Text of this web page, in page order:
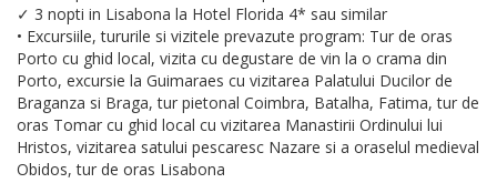
✓ 3 nopti in Lisabona la Hotel Florida 4* sau similar
• Excursiile, tururile si vizitele prevazute program: Tur de oras
Porto cu ghid local, vizita cu degustare de vin la o crama din
Porto, excursie la Guimaraes cu vizitarea Palatului Ducilor de
Braganza si Braga, tur pietonal Coimbra, Batalha, Fatima, tur de
oras Tomar cu ghid local cu vizitarea Manastirii Ordinului lui
Hristos, vizitarea satului pescaresc Nazare si a oraselul medieval
Obidos, tur de oras Lisabona